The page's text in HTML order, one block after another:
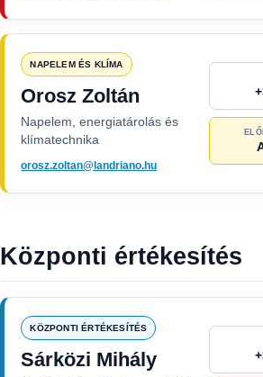
NAPELEM ÉS KLÍMA
Orosz Zoltán
Napelem, energiatárolás és
klímatechnika
orosz.zoltan@landriano.hu
Központi értékesítés
KÖZPONTI ÉRTÉKESÍTÉS
Sárközi Mihály